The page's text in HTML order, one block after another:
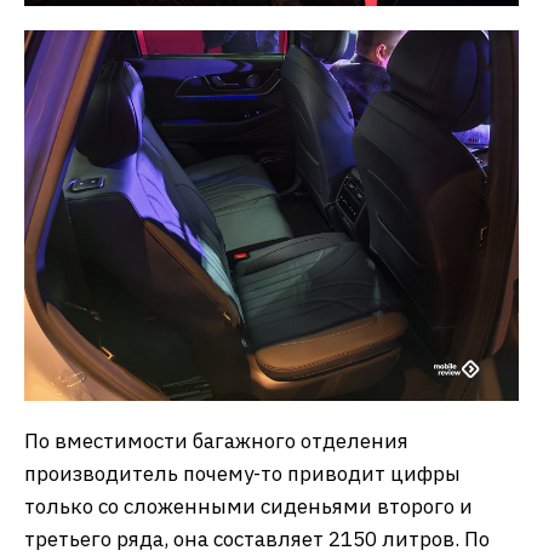
По вместимости багажного отделения
производитель почему-то приводит цифры
только со сложенными сиденьями второго и
третьего ряда, она составляет 2150 литров. По